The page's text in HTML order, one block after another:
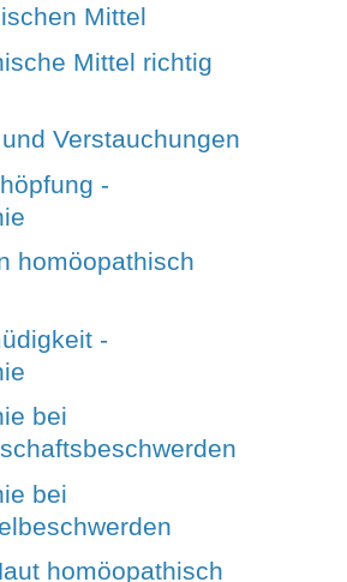
Mittel
Mittel richtig
Verstauchungen
-
homöopathisch
-
bei
bei
homöopathisch